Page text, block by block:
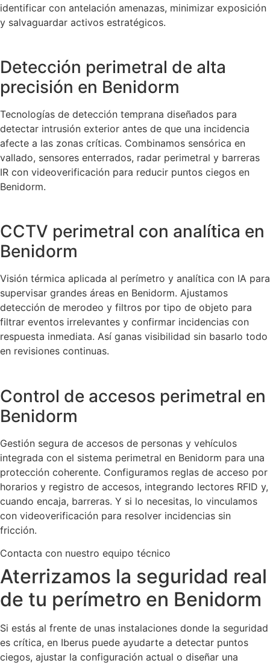
identificar con antelación amenazas, minimizar exposición
y salvaguardar activos estratégicos.
Detección perimetral de alta
precisión en Benidorm
Tecnologías de detección temprana diseñados para
detectar intrusión exterior antes de que una incidencia
afecte a las zonas críticas. Combinamos sensórica en
vallado, sensores enterrados, radar perimetral y barreras
IR con videoverificación para reducir puntos ciegos en
Benidorm.
CCTV perimetral con analítica en
Benidorm
Visión térmica aplicada al perímetro y analítica con IA para
supervisar grandes áreas en Benidorm. Ajustamos
detección de merodeo y filtros por tipo de objeto para
filtrar eventos irrelevantes y confirmar incidencias con
respuesta inmediata. Así ganas visibilidad sin basarlo todo
en revisiones continuas.
Control de accesos perimetral en
Benidorm
Gestión segura de accesos de personas y vehículos
integrada con el sistema perimetral en Benidorm para una
protección coherente. Configuramos reglas de acceso por
horarios y registro de accesos, integrando lectores RFID y,
cuando encaja, barreras. Y si lo necesitas, lo vinculamos
con videoverificación para resolver incidencias sin
fricción.
Contacta con nuestro equipo técnico
Aterrizamos la seguridad real
de tu perímetro en Benidorm
Si estás al frente de unas instalaciones donde la seguridad
es crítica, en Iberus puede ayudarte a detectar puntos
ciegos, ajustar la configuración actual o diseñar una